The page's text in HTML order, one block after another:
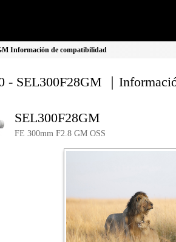
Información de compatibilidad
- SEL300F28GM ｜
SEL300F28GM
FE 300mm F2.8 GM OSS